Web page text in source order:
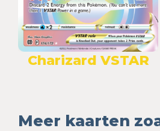
Charizard VSTAR
Meer kaarten